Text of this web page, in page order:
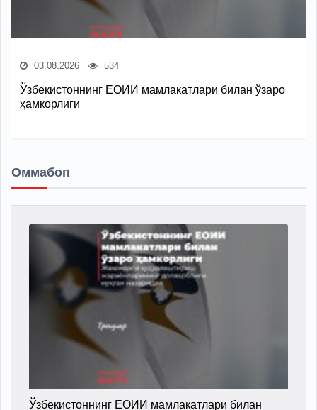
03.08.2026 534
Ўзбекистоннинг ЕОИИ мамлакатлари билан ўзаро
ҳамкорлиги
Оммабоп
Ўзбекистоннинг ЕОИИ мамлакатлари билан